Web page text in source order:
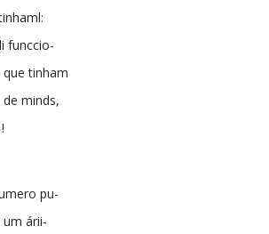
funccio-
tinham
minds,
pu-
árii-